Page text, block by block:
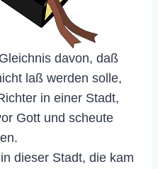
davon, daß
laß werden solle,
in einer Stadt,
Gott und scheute
dieser Stadt, die kam